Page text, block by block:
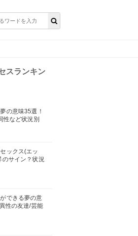
スランキン
の意味35選！
性など状況別
ックス(エッ
のサイン？状況
できる夢の意
性の友達/芸能